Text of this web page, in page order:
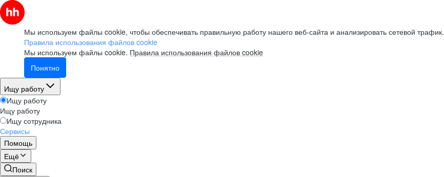
Мы используем файлы cookie, чтобы обеспечивать правильную работу нашего веб-сайта и анализировать сетевой трафик.
Правила использования файлов cookie
Мы используем файлы cookie. Правила использования файлов cookie
Понятно
Ищу работу
Ищу работу
Ищу работу
Ищу сотрудника
Сервисы
Помощь
Ещё
Поиск